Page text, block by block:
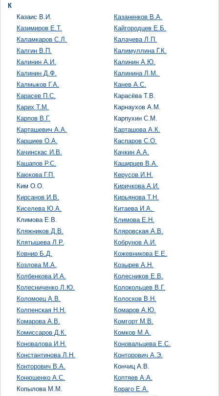
К
Казаис В.И.
Казаненков В.А.
Казимиров Е.Т.
Кайгородцев Е.Б.
Каламкаров С.Л.
Калачева Л.П.
Калгин В.П.
Калимуллина Г.К.
Калинин А.И.
Калинин А.Ю.
Калинин Д.Ф.
Калинина Л.М.
Калмыков Г.А.
Канев А.С.
Карасев П.С.
Карасёва Т.В.
Карих Т.М.
Карнаухов А.М.
Карпов В.Г.
Карпухин С.М.
Карташевич А.А.
Карташова А.К.
Каршиев О.А.
Каспаров С.О.
Качинскас И.В.
Качкин А.А.
Кашапов Р.С.
Каширцев В.А.
Каюкова Г.П.
Керусов И.Н.
Ким О.О.
Киричкова А.И.
Кирсанов И.В.
Кирьянова Т.Н.
Киселева Ю.А.
Китаева И.А.
Климова Е.В.
Климова Е.Н.
Кляжников Д.В.
Кляровская А.В.
Клятышева Л.Р.
Кобрунов А.И.
Ковнир Б.Д.
Кожевникова Е.Е.
Козлова М.А.
Козырев А.Н.
Колбенкова И.А.
Колесников Е.В.
Колесниченко Л.Ю.
Колокольцев В.Г.
Коломоец А.В.
Колосков В.Н.
Колпенская Н.Н.
Комаров А.Ю.
Комарова А.В.
Комгорт М.В.
Комиссаров Д.К.
Комков М.А.
Коновалова И.Н.
Коновальцева Е.С.
Константинова Л.Н.
Конторович А.Э.
Конторович В.А.
Кончиц А.В.
Конюшенко А.С.
Коптяев А.А.
Копылова М.М.
Кораго Е.А.